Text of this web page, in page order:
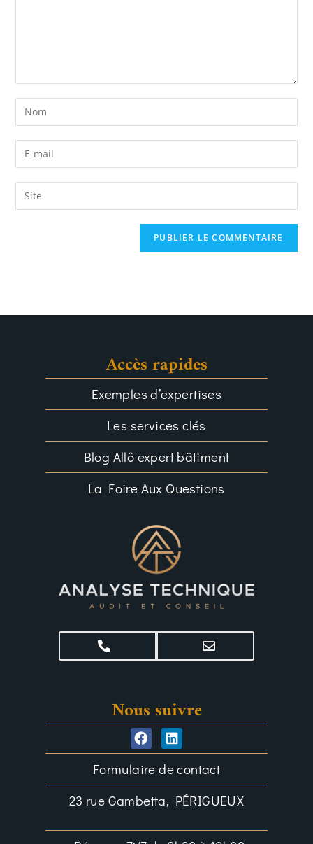
Accès rapides
Exemples d’expertises
Les services clés
Blog Allô expert bâtiment
La Foire Aux Questions
Nous suivre
Formulaire de contact
23 rue Gambetta, PÉRIGUEUX